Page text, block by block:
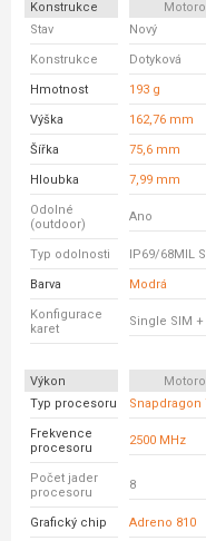
Konstrukce
Stav
Nový
Konstrukce Dotyková
Hmotnost 193 g
Výška 162,76 mm
Šířka 75,6 mm
Hloubka 7,99 mm
Odolné
(outdoor)
Ano
Typ odolnosti IP69/68MIL
Barva Modrá
Konfigurace
karet
Single SIM +
Výkon
Typ procesoru
Snapdragon
Frekvence
procesoru
2500 MHz
Počet jader
procesoru
8
Grafický chip Adreno 810